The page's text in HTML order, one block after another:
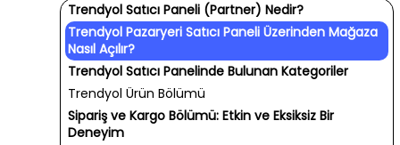
Trendyol Satıcı Paneli (Partner) Nedir?
Trendyol Pazaryeri Satıcı Paneli Üzerinden Mağaza
Nasıl Açılır?
Trendyol Satıcı Panelinde Bulunan Kategoriler
Trendyol Ürün Bölümü
Sipariş ve Kargo Bölümü: Etkin ve Eksiksiz Bir
Deneyim